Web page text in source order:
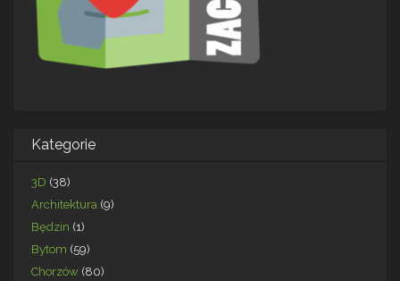
Kategorie
3D (38)
Architektura (9)
Będzin (1)
Bytom (59)
Chorzów (80)